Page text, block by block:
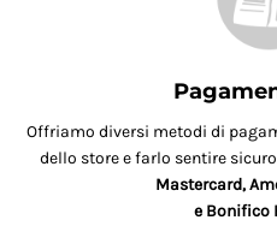
Offriamo diversi metodi di
dello store e farlo sentire
Mastercard,
e Bonifico